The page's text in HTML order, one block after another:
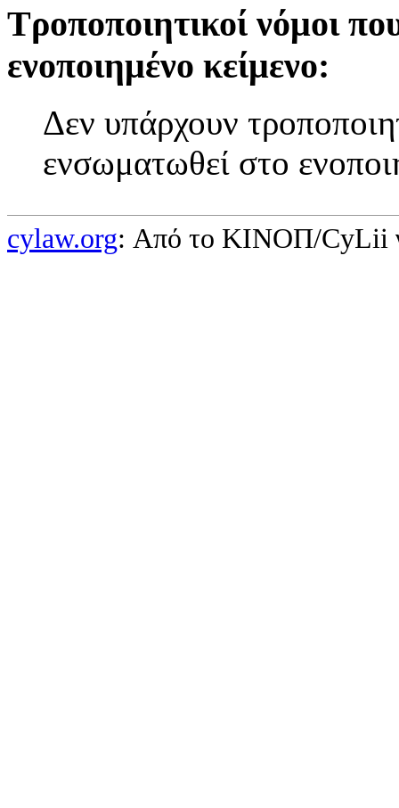
Τροποποιητικοί νόμοι
ενοποιημένο κείμενο:
Δεν υπάρχουν
ενσωματωθεί στο
cylaw.org: Από το ΚΙΝOΠ/CyLii